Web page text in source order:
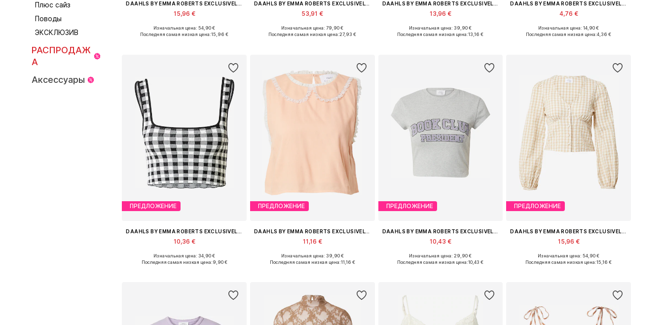
Плюс сайз
Поводы
ЭКСКЛЮЗИВ
РАСПРОДАЖ
А
Аксессуары
15,96 €
Доступные размеры: XS, S, M, L, XL
Изначальная цена: 54,90 €
Последняя самая низкая цена:15,96 €
53,91 €
Доступные размеры: 34, 36, 38, 40, 42, 44
Изначальная цена: 79,90 €
Последняя самая низкая цена:27,93 €
13,96 €
Доступные размеры: XS, S, M, L, XL, XXL
Изначальная цена: 39,90 €
Последняя самая низкая цена:13,16 €
4,76 €
Доступные размеры: One Size
Изначальная цена: 14,90 €
Последняя самая низкая цена:4,36 €
ПРЕДЛОЖЕНИЕ
10,36 €
Доступные размеры: XS, M, L, XL, XXL
Изначальная цена: 34,90 €
Последняя самая низкая цена:9,90 €
ПРЕДЛОЖЕНИЕ
11,16 €
Доступные размеры: S, M, L, XL, XXL
Изначальная цена: 39,90 €
Последняя самая низкая цена:11,16 €
ПРЕДЛОЖЕНИЕ
10,43 €
Доступные размеры: XS, S, M, L, XL, XXL
Изначальная цена: 29,90 €
Последняя самая низкая цена:10,43 €
ПРЕДЛОЖЕНИЕ
15,96 €
Доступные размеры: XS, S, M, L, XL, XXL
Изначальная цена: 54,90 €
Последняя самая низкая цена:15,16 €